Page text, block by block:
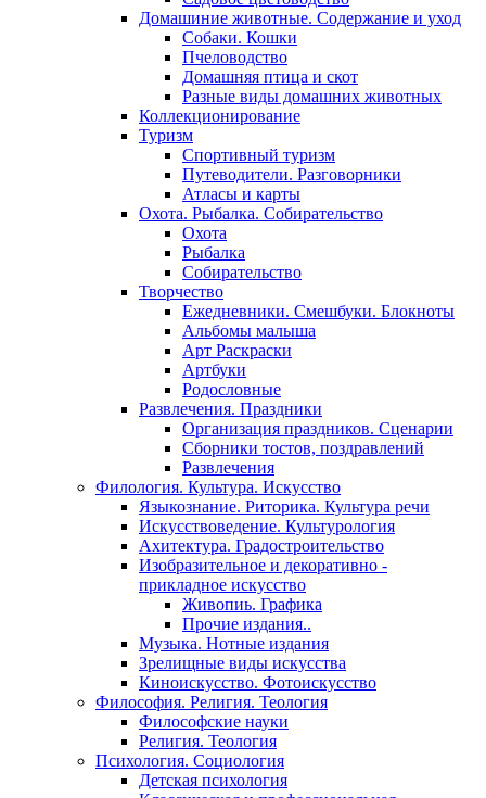
Домашиние животные. Содержание и уход
Собаки. Кошки
Пчеловодство
Домашняя птица и скот
Разные виды домашних животных
Коллекционирование
Туризм
Спортивный туризм
Путеводители. Разговорники
Атласы и карты
Охота. Рыбалка. Собирательство
Охота
Рыбалка
Собирательство
Творчество
Ежедневники. Смешбуки. Блокноты
Альбомы малыша
Арт Раскраски
Артбуки
Родословные
Развлечения. Праздники
Организация праздников. Сценарии
Сборники тостов, поздравлений
Развлечения
Филология. Культура. Искусство
Языкознание. Риторика. Культура речи
Искусствоведение. Культурология
Ахитектура. Градостроительство
Изобразительное и декоративно -
прикладное искусство
Живопиь. Графика
Прочие издания..
Музыка. Нотные издания
Зрелищные виды искусства
Киноискусство. Фотоискусство
Философия. Религия. Теология
Философские науки
Религия. Теология
Психология. Социология
Детская психология